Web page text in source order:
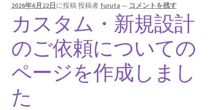
2026年6月22日に投稿投稿者 furuta — コメントを残す
カスタム・新規設計
のご依頼についての
ページを作成しまし
た